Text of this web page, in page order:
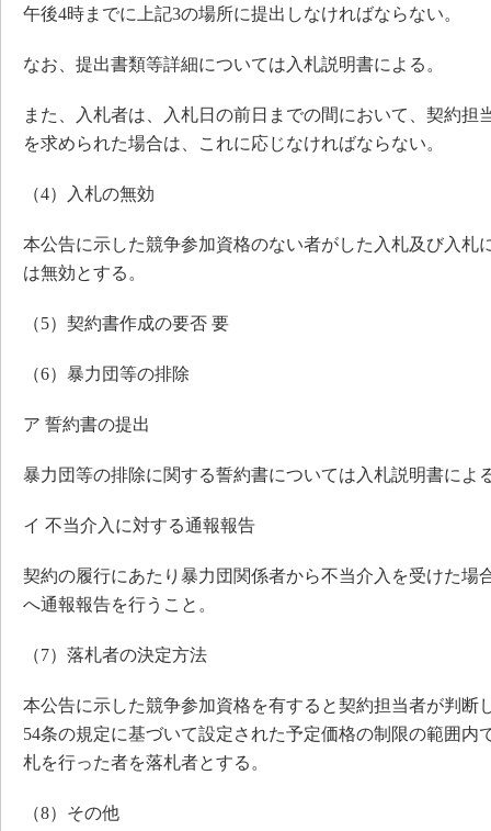
午後4時までに上記3の場所に提出しなければならない。
なお、提出書類等詳細については入札説明書による。
また、入札者は、入札日の前日までの間において、契約担
を求められた場合は、これに応じなければならない。
（4）入札の無効
本公告に示した競争参加資格のない者がした入札及び入札
は無効とする。
（5）契約書作成の要否 要
（6）暴力団等の排除
ア 誓約書の提出
暴力団等の排除に関する誓約書については入札説明書によ
イ 不当介入に対する通報報告
契約の履行にあたり暴力団関係者から不当介入を受けた場
へ通報報告を行うこと。
（7）落札者の決定方法
本公告に示した競争参加資格を有すると契約担当者が判断
54条の規定に基づいて設定された予定価格の制限の範囲内
札を行った者を落札者とする。
（8）その他